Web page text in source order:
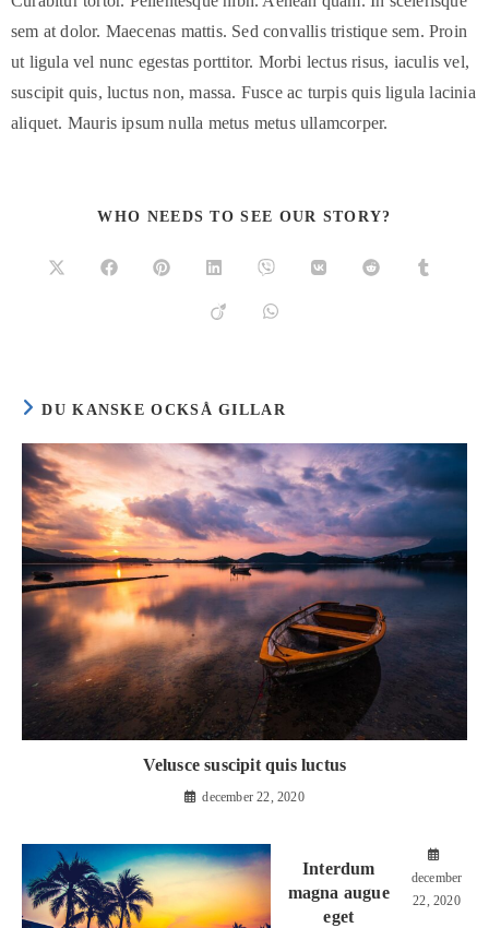
sem at dolor. Maecenas mattis. Sed convallis tristique sem. Proin
ut ligula vel nunc egestas porttitor. Morbi lectus risus, iaculis vel,
suscipit quis, luctus non, massa. Fusce ac turpis quis ligula lacinia
aliquet. Mauris ipsum nulla metus metus ullamcorper.
WHO NEEDS TO SEE OUR STORY?
DU KANSKE OCKSÅ GILLAR
Velusce suscipit quis luctus
december 22, 2020
Interdum
magna augue
eget
december
22, 2020